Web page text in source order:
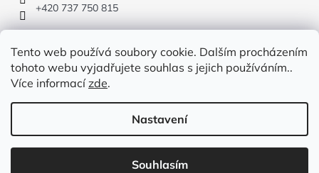
Tento web používá soubory cookie. Dalším procházením
tohoto webu vyjadřujete souhlas s jejich používáním..
Více informacízde.
Nastavení
Souhlasím
+420 737 750 815
TOPGRES.CZ. Všechna práva vyhrazena.